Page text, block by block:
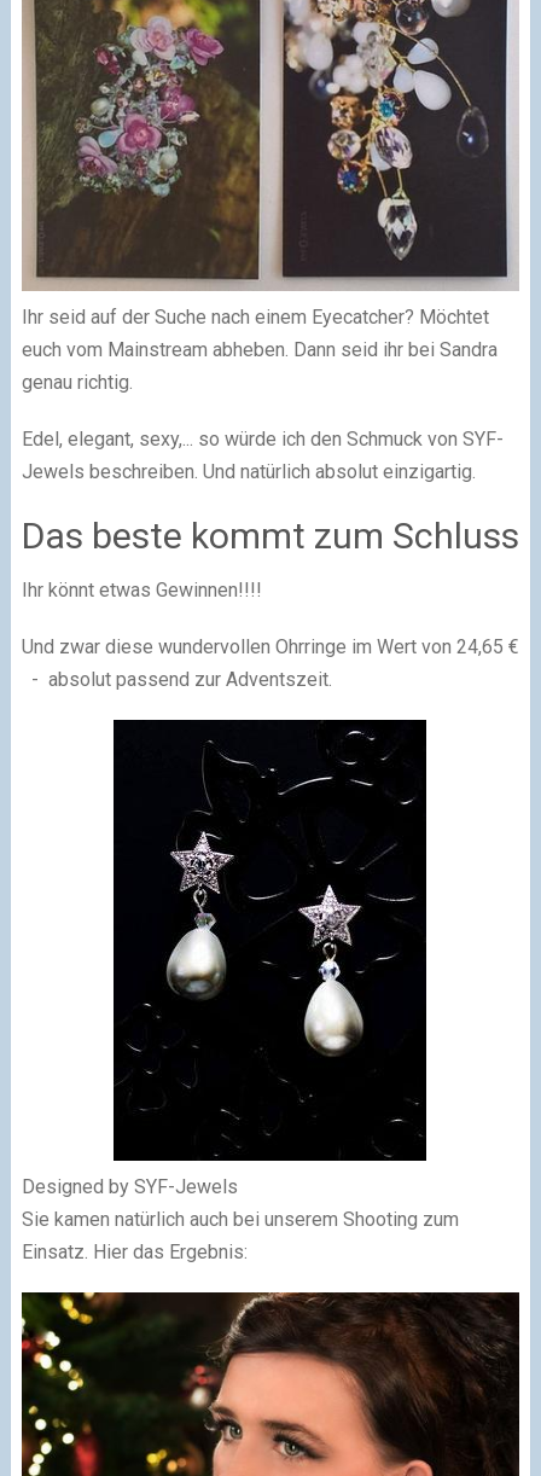
Ihr seid auf der Suche nach einem Eyecatcher? Möchtet
euch vom Mainstream abheben. Dann seid ihr bei Sandra
genau richtig.
Edel, elegant, sexy,... so würde ich den Schmuck von SYF-
Jewels beschreiben. Und natürlich absolut einzigartig.
Das beste kommt zum Schluss
Ihr könnt etwas Gewinnen!!!!
Und zwar diese wundervollen Ohrringe im Wert von 24,65 €
- absolut passend zur Adventszeit.
Designed by SYF-Jewels
Sie kamen natürlich auch bei unserem Shooting zum
Einsatz. Hier das Ergebnis: